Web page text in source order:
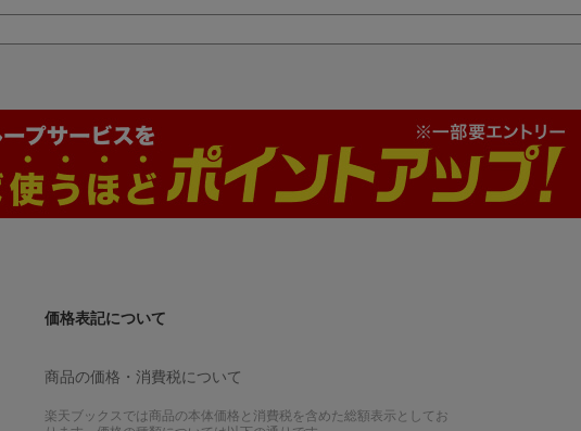
価格表記について
商品の価格・消費税について
楽天ブックスでは商品の本体価格と消費税を含めた総額表示としてお